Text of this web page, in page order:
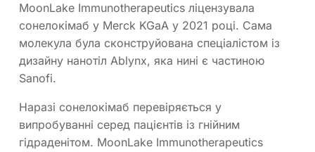
MoonLake Immunotherapeutics ліцензувала
сонелокімаб у Merck KGaA у 2021 році. Сама
молекула була сконструйована спеціалістом із
дизайну нанотіл Ablynx, яка нині є частиною
Sanofi.
Наразі сонелокімаб перевіряється у
випробуванні серед пацієнтів із гнійним
гідраденітом. MoonLake Immunotherapeutics